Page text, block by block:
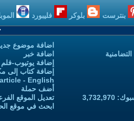
بنترست بلوكر فليبورد
اضافة موضوع
اضافة خبر
إضافة يوتيوب-
إضافة كتاب إلى
- English
أضف حملة
تعديل الموقع
ابحث في موقع